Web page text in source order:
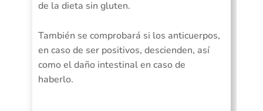
de la dieta sin gluten.
También se comprobará si los anticuerpos,
en caso de ser positivos, descienden, así
como el daño intestinal en caso de
haberlo.